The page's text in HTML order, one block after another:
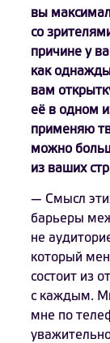
вы
со
причине у
как
вам
её в одном
применяю
можно
из ваших
— Смысл
барьеры
не
который
состоит из
с каждым.
мне по